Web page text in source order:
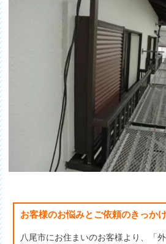
お客様のお悩みとご依頼のきっか
八尾市にお住まいのお客様より、「